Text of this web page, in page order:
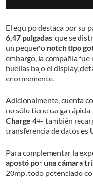
El equipo destaca por su
6.47 pulgadas, que se
un pequeño notch tipo
embargo, la compañía
huellas bajo el display,
enormemente.
Adicionalmente, cuenta
no sólo tiene carga
Charge 4+- también
transferencia de datos es
Para complementar la
apostó por una cámara
20mp, todo potenciado